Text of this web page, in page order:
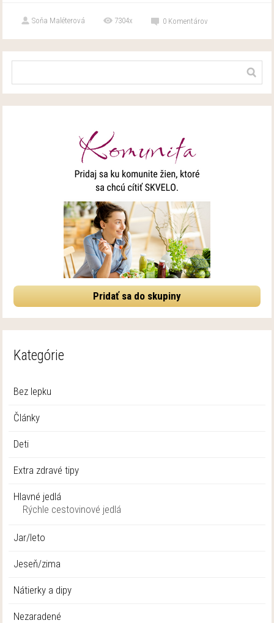
Soňa Maléterová 7304x 0 Komentárov
Pridať sa do skupiny
Kategórie
Bez lepku
Články
Deti
Extra zdravé tipy
Hlavné jedlá
Rýchle cestovinové jedlá
Jar/leto
Jeseň/zima
Nátierky a dipy
Nezaradené